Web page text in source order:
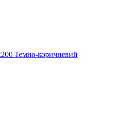
Темно-коричневий